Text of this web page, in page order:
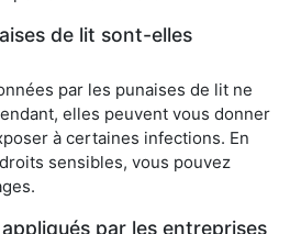
de lit sont-elles
par les punaises de lit ne
elles peuvent vous donner
à certaines infections. En
sensibles, vous pouvez
par les entreprises